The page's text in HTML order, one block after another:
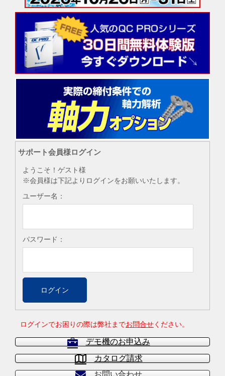
サポート会員様ログイン
ようこそ！ゲスト様
※会員様は下記よりログインをお願いいたします。
ユーザー名：
パスワード：
ログインでお困りの際は弊社までお問合せください。
デモ機のお申込み
カタログ請求
お問い合わせ